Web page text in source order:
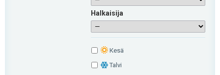
Halkaisija
Кesä
Talvi